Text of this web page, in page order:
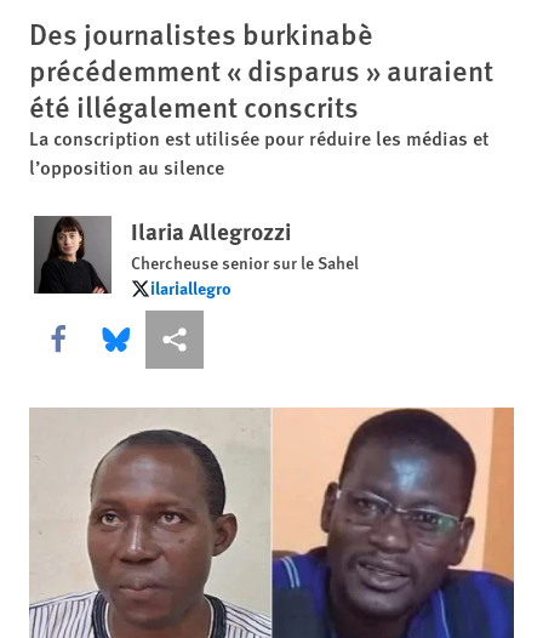
Des journalistes burkinabè
précédemment « disparus » auraient
été illégalement conscrits
La conscription est utilisée pour réduire les médias et
l’opposition au silence
Ilaria Allegrozzi
Chercheuse senior sur le Sahel
ilariallegro
ilariallegro
Share this via Facebook
Share this via Bluesky
Share this via Partagez